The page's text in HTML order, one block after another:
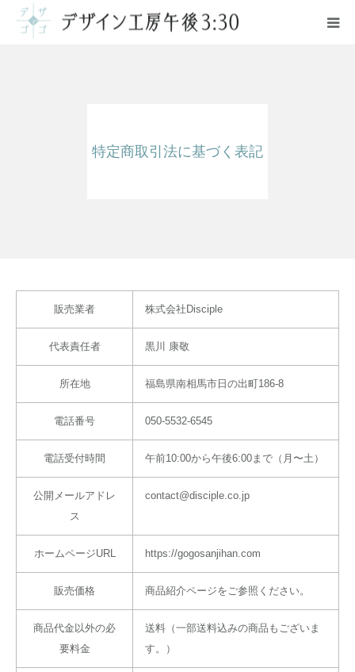
特定商取引法に基づく表記
販売業者 株式会社Disciple
代表責任者 黒川 康敬
所在地 福島県南相馬市日の出町186-8
電話番号 050-5532-6545
電話受付時間 午前10:00から午後6:00まで（月〜土）
公開メールアドレ
ス
contact@disciple.co.jp
ホームページURL https://gogosanjihan.com
販売価格 商品紹介ページをご参照ください。
商品代金以外の必
要料金
送料（一部送料込みの商品もございま
す。）
ポートフォリオ